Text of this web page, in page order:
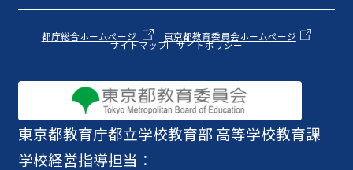
東京都教育庁都立学校教育部 高等学校教育課
学校経営指導担当：
都庁総合ホームページ 東京都教育委員会ホームページ
サイトマップ サイトポリシー